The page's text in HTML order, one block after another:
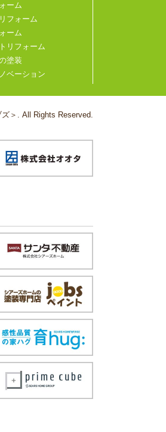
ーム
フォーム
ーム
リフォーム
塗装
ベーション
＞. All Rights Reserved.